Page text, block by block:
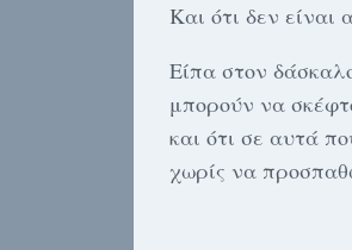
Και ότι δεν
Είπα στον
μπορούν να
και ότι σε αυτά
χωρίς να